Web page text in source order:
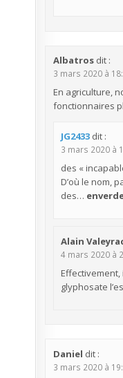
Albatros dit :
3 mars 2020 à
En agriculture,
fonctionnaires
JG2433 dit :
3 mars 2020 à
des «
D’où le nom,
des…
Alain
4 mars 2020 à
glyphosate
Daniel dit :
3 mars 2020 à